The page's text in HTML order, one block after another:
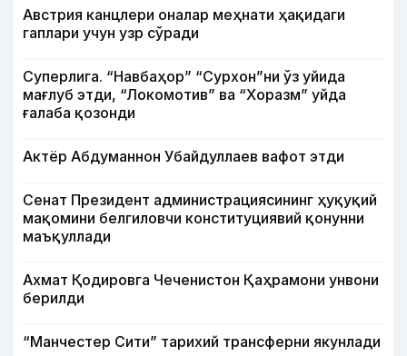
Австрия канцлери оналар меҳнати ҳақидаги
гаплари учун узр сўради
Суперлига. “Навбаҳор” “Сурхон”ни ўз уйида
мағлуб этди, “Локомотив” ва “Хоразм” уйда
ғалаба қозонди
Актёр Абду­маннон Убайдуллаев вафот этди
Сенат Президент администрациясининг ҳуқуқий
мақомини белгиловчи конституциявий қонунни
маъқуллади
Ахмат Қодировга Чеченистон Қаҳрамони унвони
берилди
“Манчестер Сити” тарихий трансферни якунлади